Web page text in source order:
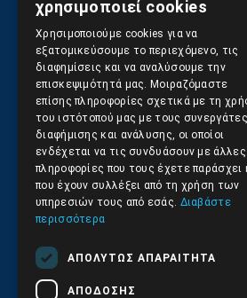
Γεωργίου Κρέμου 13-17,
Αθήνα, Ελλάδα
210.9566.401(11.30-17.00)
210.9566.402
Email:info@pds.com.gr
Εξυπηρέτηση Κοινού Δευτέρα
Αρ. ΓΕΜΗ 6204101000 |
χρησιμοποιεί cookies
Χρησιμοποιούμε cookies για να
εξατομικεύσουμε το περιεχόμενο, τις
διαφημίσεις και να αναλύσουμε την
επισκεψιμότητά μας. Μοιραζόμαστε
επίσης πληροφορίες σχετικά με τη
του ιστότοπού μας με τους συνεργάτες
διαφήμισης και ανάλυσης, οι οποίοι
ενδέχεται να τις συνδυάσουν με άλλες
πληροφορίες που τους έχετε παράσχει
που έχουν συλλέξει από τη χρήση των
υπηρεσιών τους από εσάς. Διαβάστε
περισσότερα
ΑΠΟΛΎΤΩΣ ΑΠΑΡΑΊΤΗΤΑ
ΑΠΌΔΟΣΗΣ